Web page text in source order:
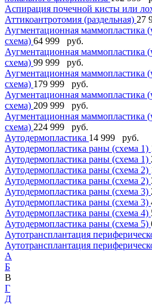
Аспирация почечной кисты или
Аттикоантротомия (раздельная) 27
Аугментационная маммопластика
схема) 64 999 руб.
Аугментационная маммопластика
схема) 99 999 руб.
Аугментационная маммопластика
схема) 179 999 руб.
Аугментационная маммопластика
схема) 209 999 руб.
Аугментационная маммопластика
схема) 224 999 руб.
Аутодермопластика 14 999 руб.
Аутодермопластика раны (схема 1)
Аутодермопластика раны (схема 1)
Аутодермопластика раны (схема 2)
Аутодермопластика раны (схема 2)
Аутодермопластика раны (схема 3)
Аутодермопластика раны (схема 3)
Аутодермопластика раны (схема 4)
Аутодермопластика раны (схема 5)
Аутотрансплантация
Аутотрансплантация
А
Б
В
Г
Д